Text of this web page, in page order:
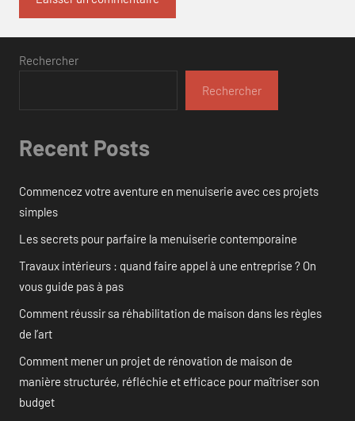
Rechercher
Rechercher
Recent Posts
Commencez votre aventure en menuiserie avec ces projets
simples
Les secrets pour parfaire la menuiserie contemporaine
Travaux intérieurs : quand faire appel à une entreprise ? On
vous guide pas à pas
Comment réussir sa réhabilitation de maison dans les règles
de l’art
Comment mener un projet de rénovation de maison de
manière structurée, réfléchie et efficace pour maîtriser son
budget